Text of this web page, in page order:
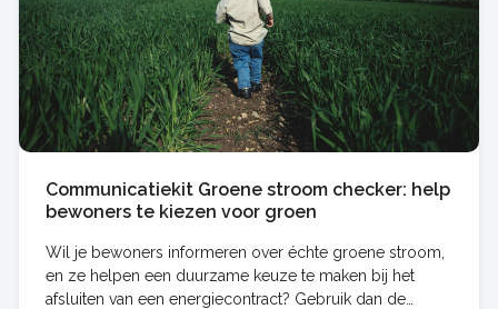
Communicatiekit Groene stroom checker: help
bewoners te kiezen voor groen
Wil je bewoners informeren over échte groene stroom,
en ze helpen een duurzame keuze te maken bij het
afsluiten van een energiecontract? Gebruik dan de